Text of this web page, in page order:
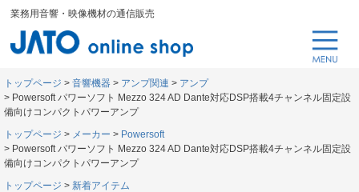
業務用音響・映像機材の通信販売
トップページ 音響機器 アンプ関連
アンプ
Powersoft パワーソフト Mezzo 324 AD Dante対応DSP搭載4チャンネル固定設
備向けコンパクトパワーアンプ
トップページ
メーカー
Powersoft
Powersoft パワーソフト Mezzo 324 AD Dante対応DSP搭載4チャンネル固定設
備向けコンパクトパワーアンプ
トップページ
新着アイテム